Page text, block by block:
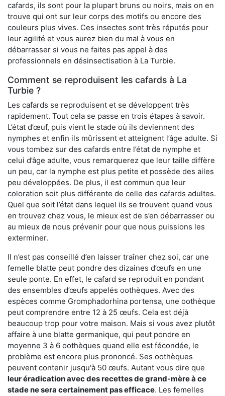
cafards, ils sont pour la plupart bruns ou noirs, mais on en
trouve qui ont sur leur corps des motifs ou encore des
couleurs plus vives. Ces insectes sont très réputés pour
leur agilité et vous aurez bien du mal à vous en
débarrasser si vous ne faites pas appel à des
professionnels en désinsectisation à La Turbie.
Comment se reproduisent les cafards à La
Turbie ?
Les cafards se reproduisent et se développent très
rapidement. Tout cela se passe en trois étapes à savoir.
L’état d’œuf, puis vient le stade où ils deviennent des
nymphes et enfin ils mûrissent et atteignent l’âge adulte. Si
vous tombez sur des cafards entre l’état de nymphe et
celui d’âge adulte, vous remarquerez que leur taille diffère
un peu, car la nymphe est plus petite et possède des ailes
peu développées. De plus, il est commun que leur
coloration soit plus différente de celle des cafards adultes.
Quel que soit l’état dans lequel ils se trouvent quand vous
en trouvez chez vous, le mieux est de s’en débarrasser ou
au mieux de nous prévenir pour que nous puissions les
exterminer.
Il n’est pas conseillé d’en laisser traîner chez soi, car une
femelle blatte peut pondre des dizaines d’œufs en une
seule ponte. En effet, le cafard se reproduit en pondant
des ensembles d’œufs appelés oothèques. Avec des
espèces comme Gromphadorhina portensa, une oothèque
peut comprendre entre 12 à 25 œufs. Cela est déjà
beaucoup trop pour votre maison. Mais si vous avez plutôt
affaire à une blatte germanique, qui peut pondre en
moyenne 3 à 6 oothèques quand elle est fécondée, le
problème est encore plus prononcé. Ses oothèques
peuvent contenir jusqu'à 50 œufs. Autant vous dire que
leur éradication avec des recettes de grand-mère à ce
stade ne sera certainement pas efficace. Les femelles